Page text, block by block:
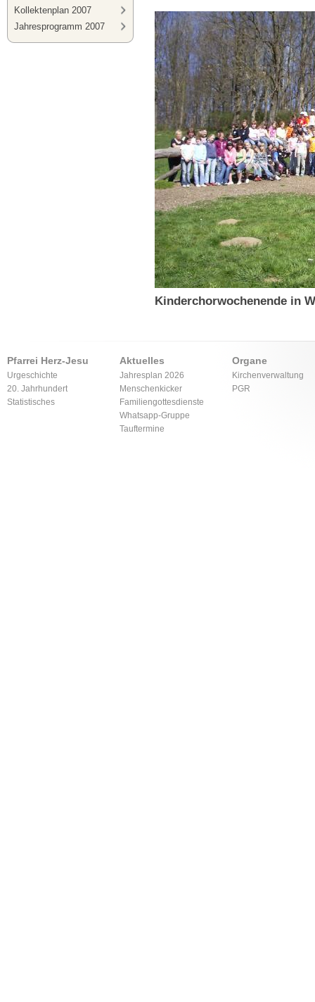
Kollektenplan 2007
Jahresprogramm 2007
Kinderchorwochenende in
Pfarrei Herz-Jesu
Urgeschichte
20. Jahrhundert
Statistisches
Aktuelles
Jahresplan 2026
Menschenkicker
Familiengottesdienste
Whatsapp-Gruppe
Tauftermine
Organe
Kirchenverwaltung
PGR